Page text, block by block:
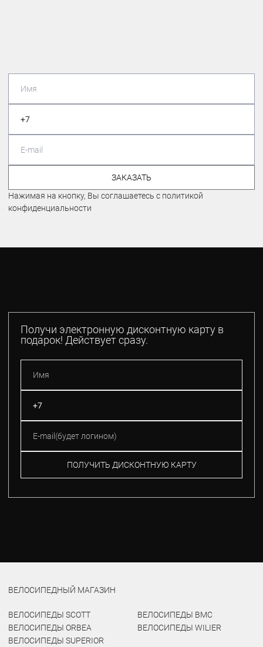
ЗАКАЗАТЬ
Нажимая на кнопку, Вы соглашаетесь с политикой
конфиденциальности
Получи электронную дисконтную карту в
подарок! Действует сразу.
ПОЛУЧИТЬ ДИСКОНТНУЮ КАРТУ
ВЕЛОСИПЕДНЫЙ МАГАЗИН
ВЕЛОСИПЕДЫ SCOTT
ВЕЛОСИПЕДЫ ORBEA
ВЕЛОСИПЕДЫ SUPERIOR
ВЕЛОСИПЕДЫ BMC
ВЕЛОСИПЕДЫ WILIER